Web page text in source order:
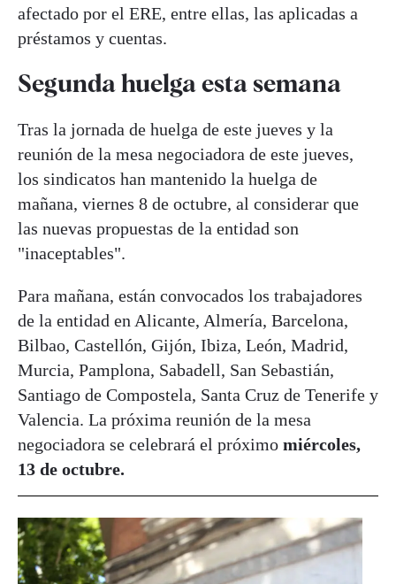
afectado por el ERE, entre ellas, las aplicadas a
préstamos y cuentas.
Segunda huelga esta semana
Tras la jornada de huelga de este jueves y la
reunión de la mesa negociadora de este jueves,
los sindicatos han mantenido la huelga de
mañana, viernes 8 de octubre, al considerar que
las nuevas propuestas de la entidad son
"inaceptables".
Para mañana, están convocados los trabajadores
de la entidad en Alicante, Almería, Barcelona,
Bilbao, Castellón, Gijón, Ibiza, León, Madrid,
Murcia, Pamplona, Sabadell, San Sebastián,
Santiago de Compostela, Santa Cruz de Tenerife y
Valencia. La próxima reunión de la mesa
negociadora se celebrará el próximo miércoles,
13 de octubre.